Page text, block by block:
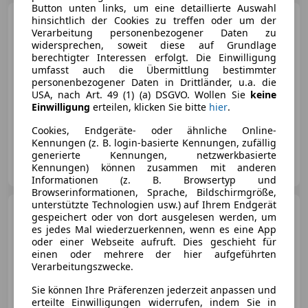
Mercedes-Benz CE 280
200-280 W123
€ 11 900
De Caspers Collectie B.V.
NL-9761 TD EELDE
Mercedes-Benz CE 280
CE /8 Coupe mit Schiebedach und
Automatik
€ 31 500
Button unten links, um eine detaillierte Auswahl
hinsichtlich der Cookies zu treffen oder um der
Verarbeitung personenbezogener Daten zu
widersprechen, soweit diese auf Grundlage
berechtigter Interessen erfolgt. Die Einwilligung
umfasst auch die Übermittlung bestimmter
personenbezogener Daten in Drittländer, u.a. die
USA, nach Art. 49 (1) (a) DSGVO. Wollen Sie keine
Einwilligung erteilen, klicken Sie bitte hier.
Cookies, Endgeräte- oder ähnliche Online-
Kennungen (z. B. login-basierte Kennungen, zufällig
generierte Kennungen, netzwerkbasierte
Kennungen) können zusammen mit anderen
Informationen (z. B. Browsertyp und
Browserinformationen, Sprache, Bildschirmgröße,
unterstützte Technologien usw.) auf Ihrem Endgerät
gespeichert oder von dort ausgelesen werden, um
es jedes Mal wiederzuerkennen, wenn es eine App
oder einer Webseite aufruft. Dies geschieht für
einen oder mehrere der hier aufgeführten
Verarbeitungszwecke.
Sie können Ihre Präferenzen jederzeit anpassen und
erteilte Einwilligungen widerrufen, indem Sie in